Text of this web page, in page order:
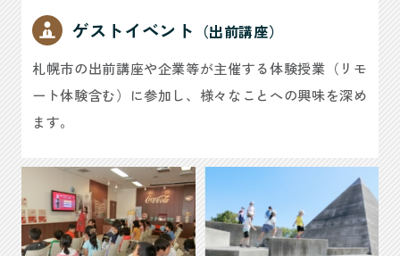
ゲストイベント （出前講座）
札幌市の出前講座や企業等が主催する体験授業（リモ
ート体験含む）に参加し、様々なことへの興味を深め
ます。